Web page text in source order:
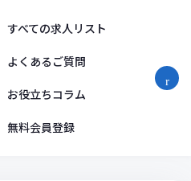
すべての求人リスト
よくあるご質問
お役立ちコラム
無料会員登録